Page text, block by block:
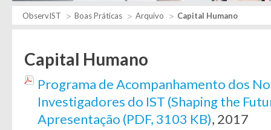
ObservIST Boas Práticas Arquivo Capital Humano
Capital Humano
Programa de Acompanhamento dos
Investigadores do IST (Shaping the
Apresentação (PDF, 3103 KB), 2017